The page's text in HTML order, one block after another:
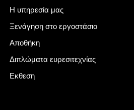
Η υπηρεσία μας
Ξενάγηση στο εργοστάσιο
Αποθήκη
Διπλώματα ευρεσιτεχνίας
Εκθεση